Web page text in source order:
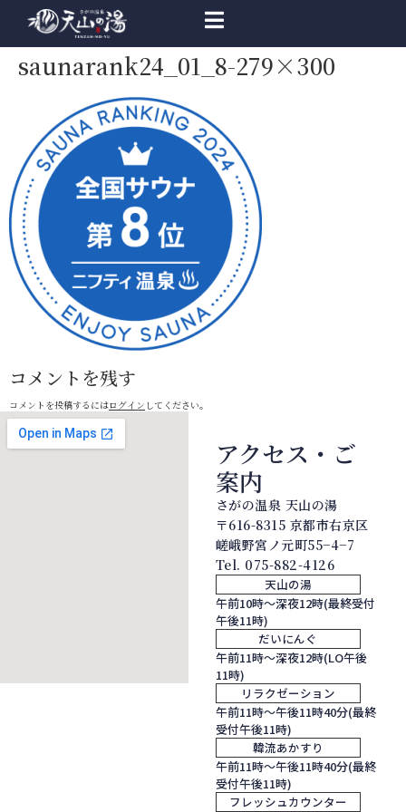
saunarank24_01_8-279×300
コメントを残す
コメントを投稿するにはログイン してください。
アクセス・ご
案内
さがの温泉 天山の湯
〒616-8315 京都市右京区
嵯峨野宮ノ元町55−4−7
Tel. 075-882-4126
天山の湯
午前10時～深夜12時(最終受付
午後11時)
だいにんぐ
午前11時～深夜12時(LO午後
11時)
リラクゼーション
午前11時～午後11時40分(最終
受付午後11時)
韓流あかすり
午前11時～午後11時40分(最終
受付午後11時)
フレッシュカウンター